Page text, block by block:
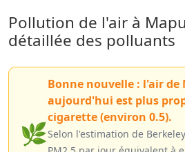
Pollution de l'air à
détaillée des polluants
🌿
Bonne nouvelle : l'air de
aujourd'hui est plus
cigarette (environ 0.5).
Selon l'estimation de